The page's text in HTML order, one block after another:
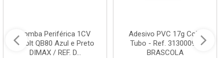
Bomba Periférica 1CV
Bivolt QB80 Azul e Preto
DIMAX / REF. D...
Adesivo PVC 17g Cola
Tubo - Ref. 3130009 -
BRASCOLA